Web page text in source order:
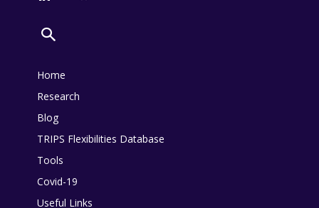
Home
Research
Blog
TRIPS Flexibilities Database
Tools
Covid-19
Useful Links